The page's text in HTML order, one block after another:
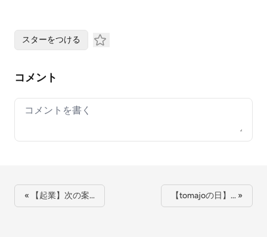
スターをつける
コメント
Your comment
« 【起業】次の案… 【tomajoの日】… »